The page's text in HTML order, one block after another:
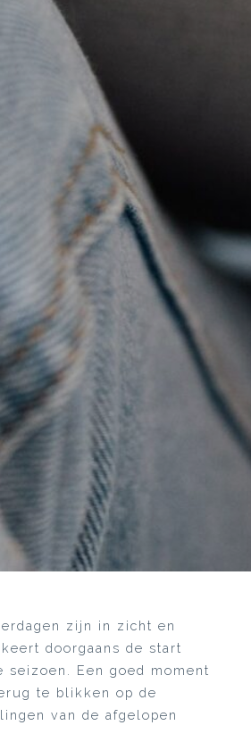
zijn in zicht en
doorgaans de start
seizoen. Een goed moment
te blikken op de
van de afgelopen